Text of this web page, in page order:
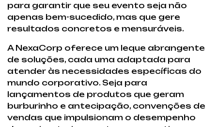
para garantir que seu evento seja não
apenas bem-sucedido, mas que gere
resultados concretos e mensuráveis.
A NexaCorp oferece um leque abrangente
de soluções, cada uma adaptada para
atender às necessidades específicas do
mundo corporativo. Seja para
lançamentos de produtos que geram
burburinho e antecipação, convenções de
vendas que impulsionam o desempenho